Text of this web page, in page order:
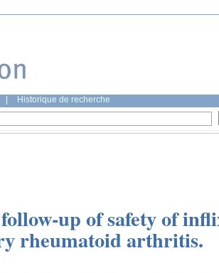
Historique de recherche
up of safety of
rheumatoid arthritis.